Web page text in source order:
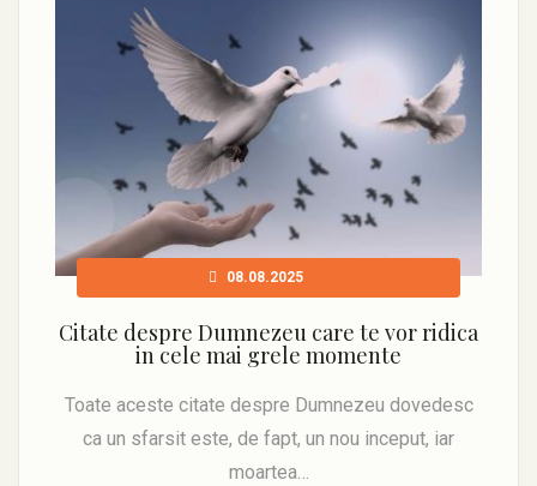
08.08.2025
Citate despre Dumnezeu care te vor ridica
in cele mai grele momente
Toate aceste citate despre Dumnezeu dovedesc
ca un sfarsit este, de fapt, un nou inceput, iar
moartea…